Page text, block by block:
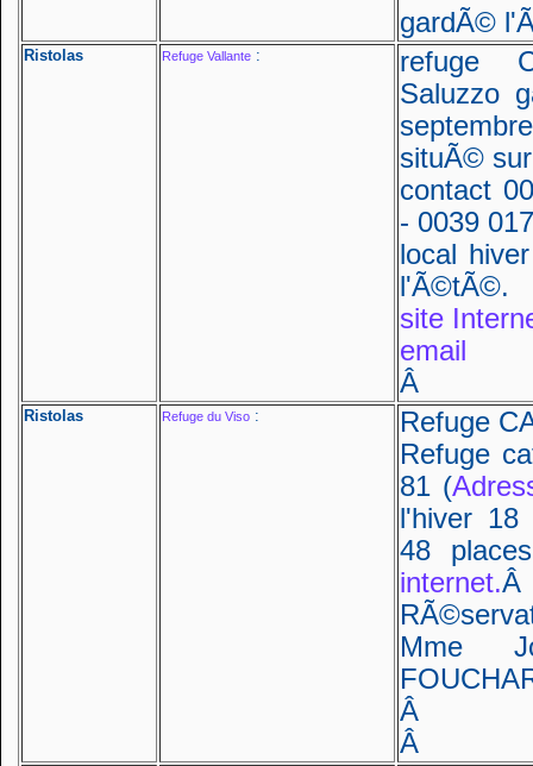
gardÃ©
Ristolas Refuge Vallante :
refuge
Saluzzo
situÃ©
contact
- 0039
local
l'Ã©tÃ©.
site
email
Â
Ristolas Refuge du Viso :
Refuge
Refuge
81 (
l'hiver
48
internet.Â
Mme
Â
Â